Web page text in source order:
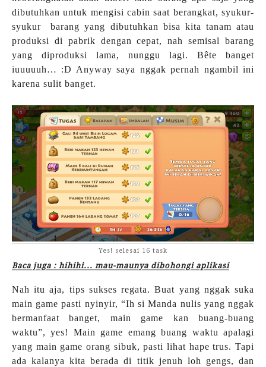
dibutuhkan untuk mengisi cabin saat berangkat, syukur-
syukur barang yang dibutuhkan bisa kita tanam atau
produksi di pabrik dengan cepat, nah semisal barang
yang diproduksi lama, nunggu lagi. Bête banget
iuuuuuh… :D Anyway saya nggak pernah ngambil ini
karena sulit banget.
Yes! selesai 16 task
Baca juga : hihihi... mau-maunya dibohongi aplikasi
Nah itu aja, tips sukses regata. Buat yang nggak suka
main game pasti nyinyir, “Ih si Manda nulis yang nggak
bermanfaat banget, main game kan buang-buang
waktu”, yes! Main game emang buang waktu apalagi
yang main game orang sibuk, pasti lihat hape trus. Tapi
ada kalanya kita berada di titik jenuh loh gengs, dan